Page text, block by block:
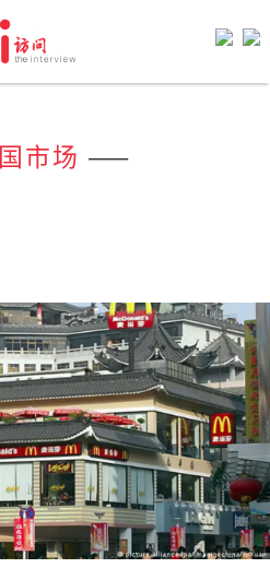
市场 ——